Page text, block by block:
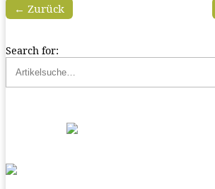
← Zurück
Search for: